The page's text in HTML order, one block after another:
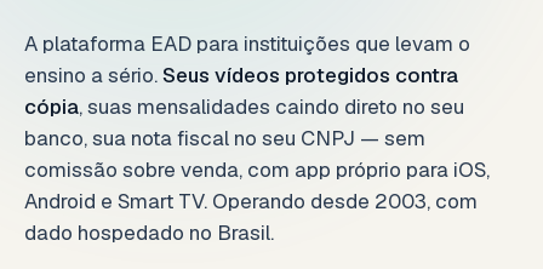
A plataforma EAD para instituições que levam o
ensino a sério.Seus vídeos protegidos contra
cópia, suas mensalidades caindo direto no seu
banco, sua nota fiscal no seu CNPJ — sem
comissão sobre venda, com app próprio para iOS,
Android e Smart TV. Operando desde 2003, com
dado hospedado no Brasil.